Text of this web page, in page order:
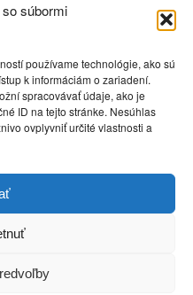
súbormi
používame technológie, ako sú
k informáciám o zariadení.
spracovávať údaje, ako je
ID na tejto stránke. Nesúhlas
ovplyvniť určité vlastnosti a